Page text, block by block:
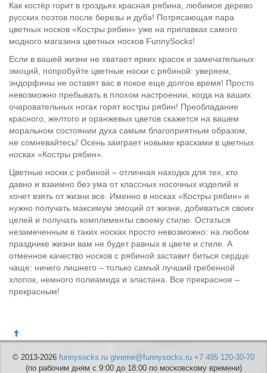
Как костёр горит в гроздьях красная рябина, любимое дерево
русских поэтов после березы и дуба! Потрясающая пара
цветных носков «Костры рябин» уже на прилавках самого
модного магазина цветных носков FunnySocks!
Если в вашей жизни не хватает ярких красок и замечательных
эмоций, попробуйте цветные носки с рябиной: уверяем,
эндорфины не оставят вас в покое еще долгое время! Просто
невозможно пребывать в плохом настроении, когда на ваших
очаровательных ногах горят костры рябин! Преобладание
красного, желтого и оранжевых цветов скажется на вашем
моральном состоянии духа самым благоприятным образом,
не сомневайтесь! Осень заиграет новыми красками в цветных
носках «Костры рябин».
Цветные носки с рябиной – отличная находка для тех, кто
давно и взаимно без ума от классных носочных изделий и
хочет взять от жизни все. Именно в носках «Костры рябин» и
нужно получать максимум эмоций от жизни, добиваться своих
целей и получать комплименты своему стилю. Остаться
незамеченным в таких носках просто невозможно: на любом
празднике жизни вам не будет равных в цвете и стиле. А
отменное качество носков с рябиной заставит биться сердце
чаще: ничего лишнего – только самый лучший гребенной
хлопок, немного полиамида и эластана. Все прекрасное –
прекрасным!
© 2013-2026 funnysocks.ru giveme@funnysocks.ru +7 495 120-30-70
(по рабочим дням с 9:00 до 18:00 по московскому времени)